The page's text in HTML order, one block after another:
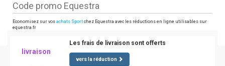
Code promo Equestra
Economisez sur vos achats Sport chez Equestra avec les réductions en ligne utilisables sur
equestra.fr
livraison
Les frais de livraison sont offerts
vers la réduction